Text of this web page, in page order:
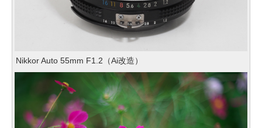
Nikkor Auto 55mm F1.2（Ai改造）